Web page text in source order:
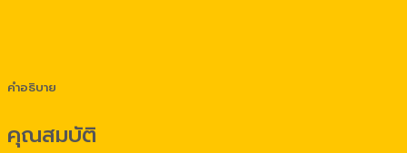
คำอธิบาย
คุณสมบัติ